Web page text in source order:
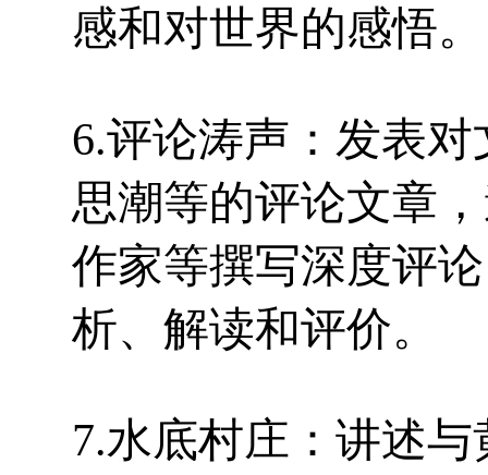
感和对世界的感悟。
6.评论涛声：发表
思潮等的评论文章
作家等撰写深度评
析、解读和评价。
7.水底村庄：讲述